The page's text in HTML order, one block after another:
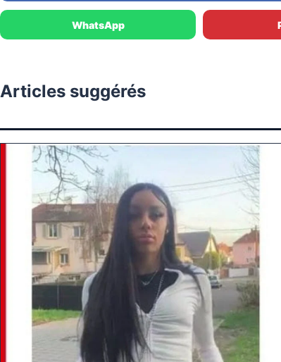
WhatsApp
Articles suggérés